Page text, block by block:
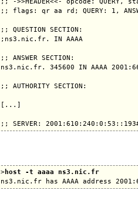
;; flags: qr aa rd; QUERY: 1,
;; QUESTION SECTION:
;ns3.nic.fr. IN AAAA
;; ANSWER SECTION:
ns3.nic.fr. 345600 IN AAAA
;; AUTHORITY SECTION:
[...]
>host -t aaaa ns3.nic.fr